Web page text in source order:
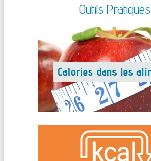
Outils Pratiques